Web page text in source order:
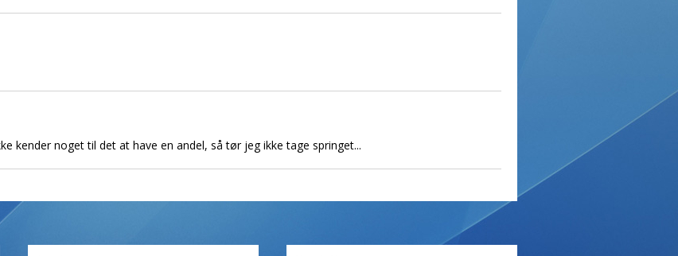
kender noget til det at have en andel, så tør jeg ikke tage springet...